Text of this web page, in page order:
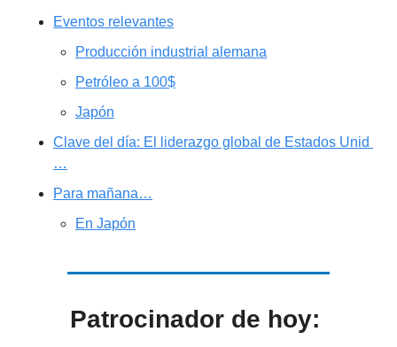
Eventos relevantes
Producción industrial alemana
Petróleo a 100$
Japón
Clave del día: El liderazgo global de Estados Unid
…
Para mañana…
En Japón
Patrocinador de hoy: